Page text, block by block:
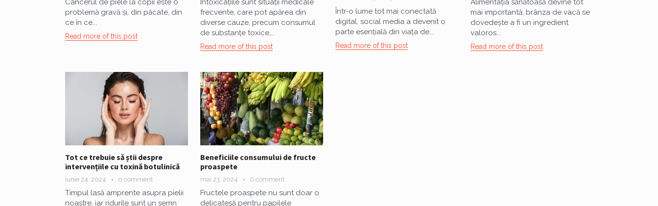
Cancerul de piele la copii este o
problemă gravă și, din păcate, din
ce în ce...
Read more of this post
Intoxicațiile sunt situații medicale
frecvente, care pot apărea din
diverse cauze, precum consumul
de substanțe toxice,...
Read more of this post
Într-o lume tot mai conectată
digital, social media a devenit o
parte esențială din viața de...
Read more of this post
Alimentația sănătoasă devine tot
mai importantă, brânza de vacă se
dovedește a fi un ingredient
valoros...
Read more of this post
Tot ce trebuie să știi despre
intervențiile cu toxină botulinică
iunie 24, 2024 0 comment
Timpul lasă amprente asupra pielii
noastre, iar ridurile sunt un semn
Beneficiile consumului de fructe
proaspete
mai 23, 2024 0 comment
Fructele proaspete nu sunt doar o
delicatesă pentru papilele